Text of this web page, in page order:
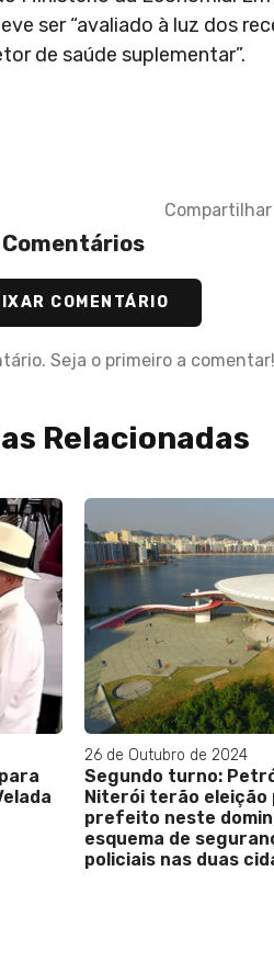
ser “avaliado à luz dos
de saúde suplementar”.
Compartilhar
Comentários
COMENTÁRIO
Seja o primeiro a comentar!
Relacionadas
26 de Outubro de 2024
Segundo turno:
Niterói terão eleição
prefeito neste
esquema de
policiais nas duas